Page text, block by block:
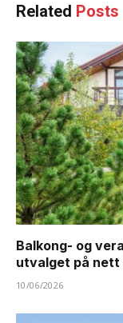
Related Posts
Balkong- og
utvalget på nett
10/06/2026